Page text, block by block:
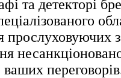
та детекторі
прослуховуючих